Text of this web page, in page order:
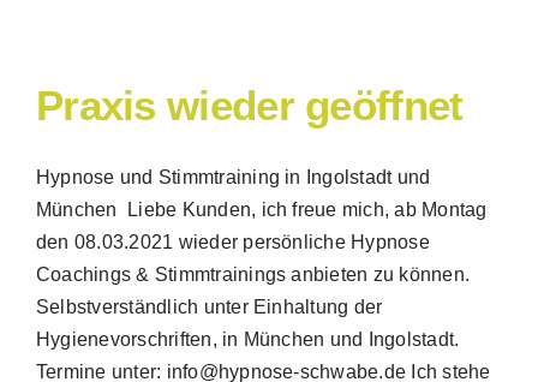
Praxis wieder geöffnet
Hypnose und Stimmtraining in Ingolstadt und
München Liebe Kunden, ich freue mich, ab Montag
den 08.03.2021 wieder persönliche Hypnose
Coachings & Stimmtrainings anbieten zu können.
Selbstverständlich unter Einhaltung der
Hygienevorschriften, in München und Ingolstadt.
Termine unter: info@hypnose-schwabe.de Ich stehe